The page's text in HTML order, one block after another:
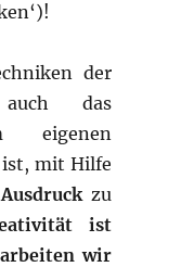
der
auch das
eigenen
ist, mit Hilfe
Ausdruckzu
ist
wir